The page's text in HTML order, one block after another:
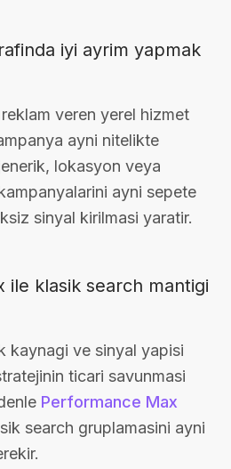
iyi ayrim yapmak
veren yerel hizmet
ayni nitelikte
lokasyon veya
ayni sepete
sinyal kirilmasi yaratir.
ile klasik search mantigi
kaynagi ve sinyal yapisi
ticari savunmasi
Performance Max
search gruplamasini ayni